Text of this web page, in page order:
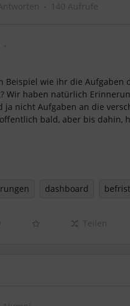
140 Aufrufe
Beispiel wie ihr die Aufgaben
Wir haben natürlich
ja nicht Aufgaben an die
bald, aber bis dahin,
dashboard
Teilen